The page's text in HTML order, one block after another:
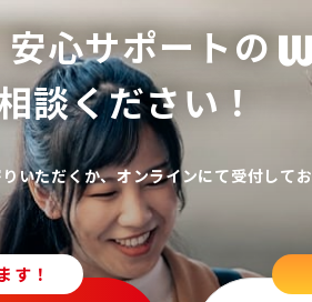
安心サポートの
談ください！
いただくか、オンラインにて受付して
す！